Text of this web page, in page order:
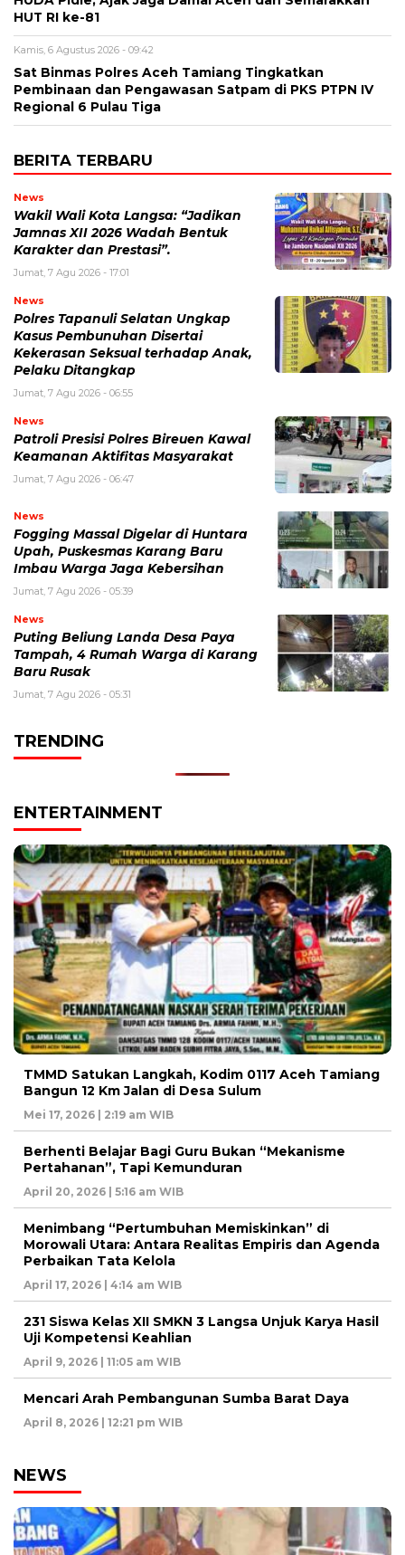
HUT RI ke-81
Kamis, 6 Agustus 2026 - 09:42
Sat Binmas Polres Aceh Tamiang Tingkatkan
Pembinaan dan Pengawasan Satpam di PKS PTPN IV
Regional 6 Pulau Tiga
BERITA TERBARU
News
Wakil Wali Kota Langsa: “Jadikan
Jamnas XII 2026 Wadah Bentuk
Karakter dan Prestasi”.
Jumat, 7 Agu 2026 - 17:01
News
Polres Tapanuli Selatan Ungkap
Kasus Pembunuhan Disertai
Kekerasan Seksual terhadap Anak,
Pelaku Ditangkap
Jumat, 7 Agu 2026 - 06:55
News
Patroli Presisi Polres Bireuen Kawal
Keamanan Aktifitas Masyarakat
Jumat, 7 Agu 2026 - 06:47
News
Fogging Massal Digelar di Huntara
Upah, Puskesmas Karang Baru
Imbau Warga Jaga Kebersihan
Jumat, 7 Agu 2026 - 05:39
News
Puting Beliung Landa Desa Paya
Tampah, 4 Rumah Warga di Karang
Baru Rusak
Jumat, 7 Agu 2026 - 05:31
TRENDING
ENTERTAINMENT
TMMD Satukan Langkah, Kodim 0117 Aceh Tamiang
Bangun 12 Km Jalan di Desa Sulum
Mei 17, 2026 | 2:19 am WIB
Berhenti Belajar Bagi Guru Bukan “Mekanisme
Pertahanan”, Tapi Kemunduran
April 20, 2026 | 5:16 am WIB
Menimbang “Pertumbuhan Memiskinkan” di
Morowali Utara: Antara Realitas Empiris dan Agenda
Perbaikan Tata Kelola
April 17, 2026 | 4:14 am WIB
231 Siswa Kelas XII SMKN 3 Langsa Unjuk Karya Hasil
Uji Kompetensi Keahlian
April 9, 2026 | 11:05 am WIB
Mencari Arah Pembangunan Sumba Barat Daya
April 8, 2026 | 12:21 pm WIB
NEWS